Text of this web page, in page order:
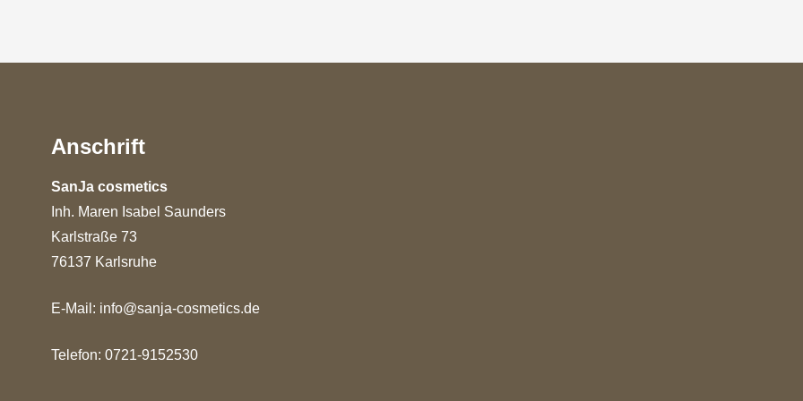
Anschrift
SanJa cosmetics
Inh. Maren Isabel Saunders
Karlstraße 73
76137 Karlsruhe
E-Mail: info@sanja-cosmetics.de
Telefon: 0721-9152530